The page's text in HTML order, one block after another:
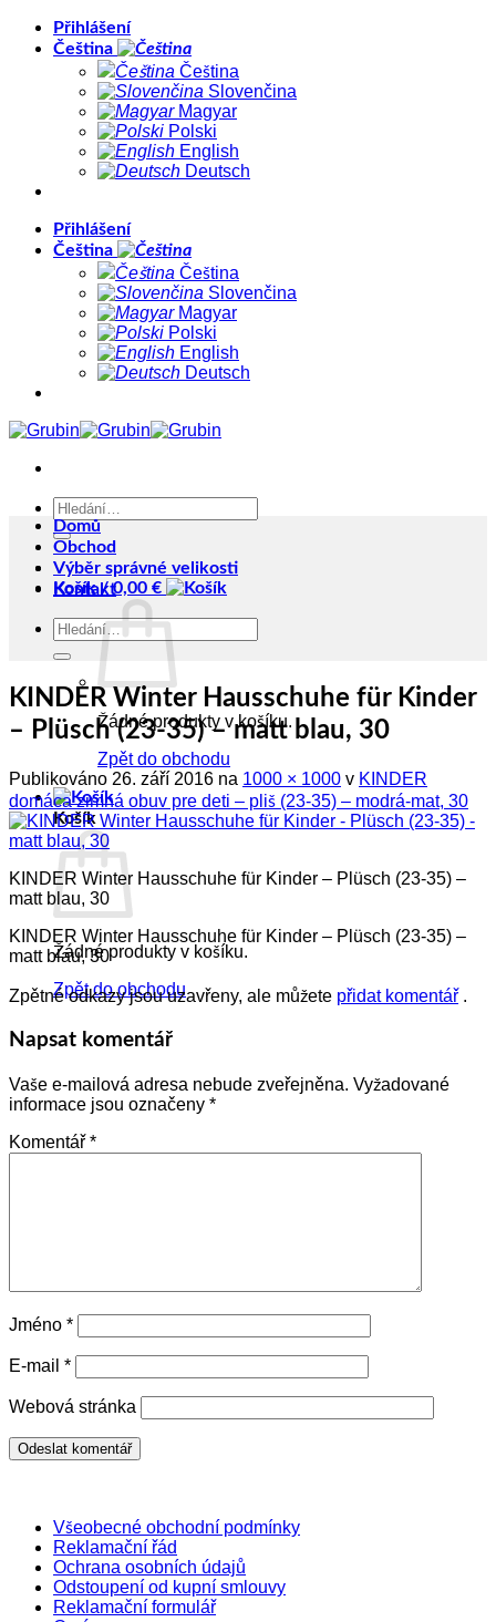
PřeskočitPřihlášení
Čeština
Čeština
Slovenčina
Magyar
Polski
English
Deutsch
Přihlášení
Čeština
Čeština
Slovenčina
Magyar
Polski
English
Deutsch
Hledat:
Košík /0,00 €
Žádné produkty v košíku.
Zpět do obchodu
Košík
Žádné produkty v košíku.
Zpět do obchodu
Domů
Obchod
Výběr správné velikosti
Kontakt
Hledat:
KINDER Winter Hausschuhe für Kinder
– Plüsch (23-35) – matt blau, 30
Publikováno 26. září 2016 na 1000 × 1000 v KINDER
domáca zimná obuv pre deti – pliš (23-35) – modrá-mat, 30
KINDER Winter Hausschuhe für Kinder – Plüsch (23-35) –
matt blau, 30
KINDER Winter Hausschuhe für Kinder – Plüsch (23-35) –
matt blau, 30
Zpětné odkazy jsou uzavřeny, ale můžete přidat komentář .
Napsat komentář
Vaše e-mailová adresa nebude zveřejněna. Vyžadované
informace jsou označeny *
Komentář *
Jméno *
E-mail *
Webová stránka
Všeobecné obchodní podmínky
Reklamační řád
Ochrana osobních údajů
Odstoupení od kupní smlouvy
Reklamační formulář